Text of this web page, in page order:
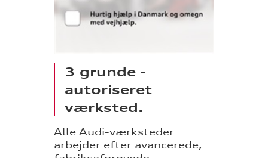
3 grunde -
autoriseret
værksted.
Alle Audi-værksteder
arbejder efter avancerede,